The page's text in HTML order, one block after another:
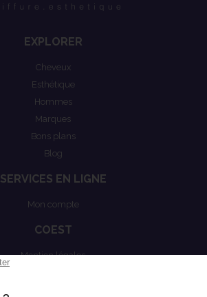
EXPLORER
Cheveux
Esthétique
Hommes
Marques
Bons plans
Blog
SERVICES EN LIGNE
Mon compte
COEST
Mention légales